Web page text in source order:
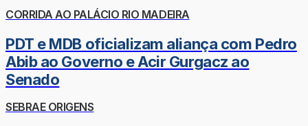
CORRIDA AO PALÁCIO RIO MADEIRA
PDT e MDB oficializam aliança com Pedro
Abib ao Governo e Acir Gurgacz ao
Senado
SEBRAE ORIGENS